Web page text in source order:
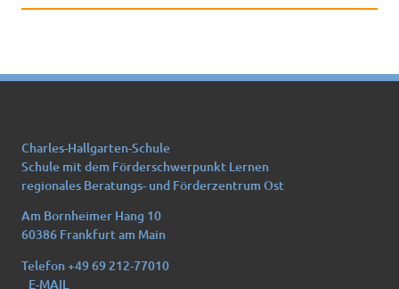
Charles-Hallgarten-Schule
Schule mit dem Förderschwerpunkt Lernen
regionales Beratungs- und Förderzentrum Ost
Am Bornheimer Hang 10
60386 Frankfurt am Main
Telefon +49 69 212-77010
E-MAIL